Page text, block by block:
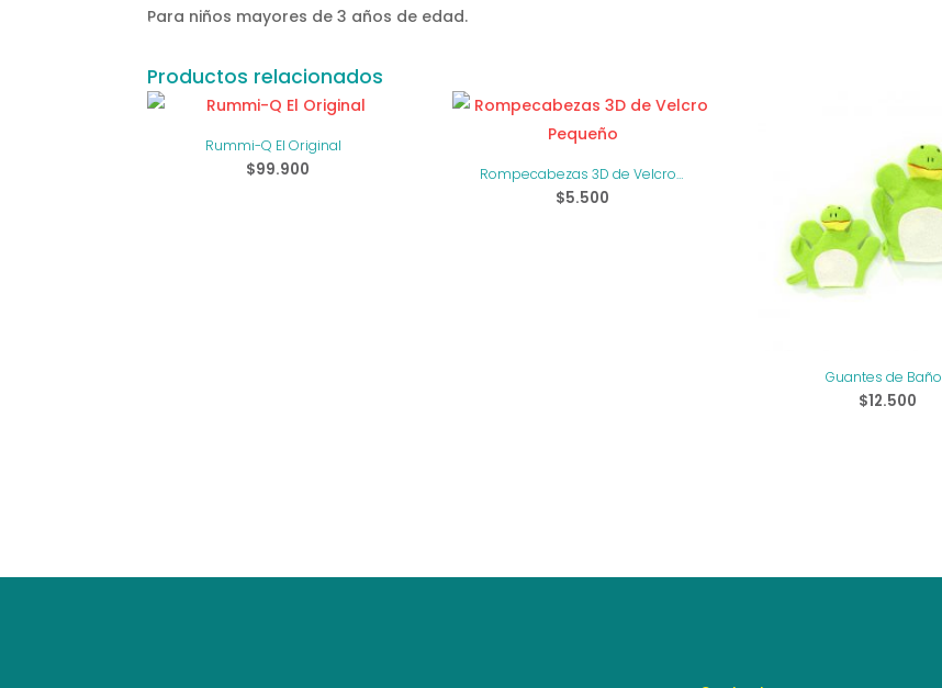
Para niños mayores de 3 años de edad.
Productos relacionados
Rummi-Q El Original
$99.900
Rompecabezas 3D de Velcro
Pequeño
$5.500
Guantes de Baño
$12.500